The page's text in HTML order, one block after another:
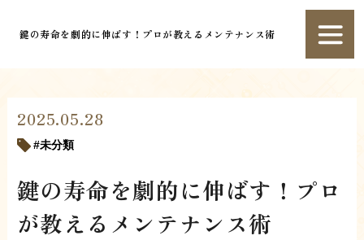
鍵の寿命を劇的に伸ばす！プロが教えるメンテナンス術
2025.05.28
未分類
鍵の寿命を劇的に伸ばす！プロ
が教えるメンテナンス術